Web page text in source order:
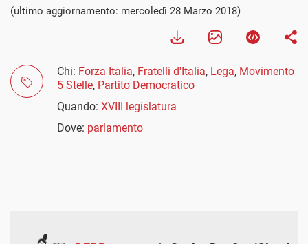
(ultimo aggiornamento: mercoledì 28 Marzo 2018)
Chi: Forza Italia, Fratelli d'Italia, Lega, Movimento
5 Stelle, Partito Democratico
Quando: XVIII legislatura
Dove: parlamento